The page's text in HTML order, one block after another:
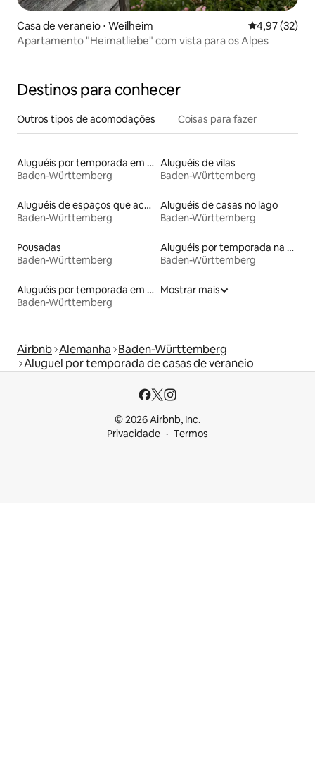
Casa de veraneio ⋅ Weilheim 4,97 de uma
4,97 (32)
Apartamento "Heimatliebe" com vista para os Alpes
Destinos para conhecer
Outros tipos de acomodações Coisas para fazer
Aluguéis por temporada em albergue
Baden-Württemberg
Aluguéis de vilas
Baden-Württemberg
Aluguéis de espaços que aceitam animais de estimação
Baden-Württemberg
Aluguéis de casas no lago
Baden-Württemberg
Pousadas
Baden-Württemberg
Aluguéis por temporada na orla
Baden-Württemberg
Aluguéis por temporada em hotéis-fazenda
Baden-Württemberg
Mostrar mais
Airbnb Alemanha Baden-Württemberg
Aluguel por temporada de casas de veraneio
© 2026 Airbnb, Inc.
Privacidade
Termos